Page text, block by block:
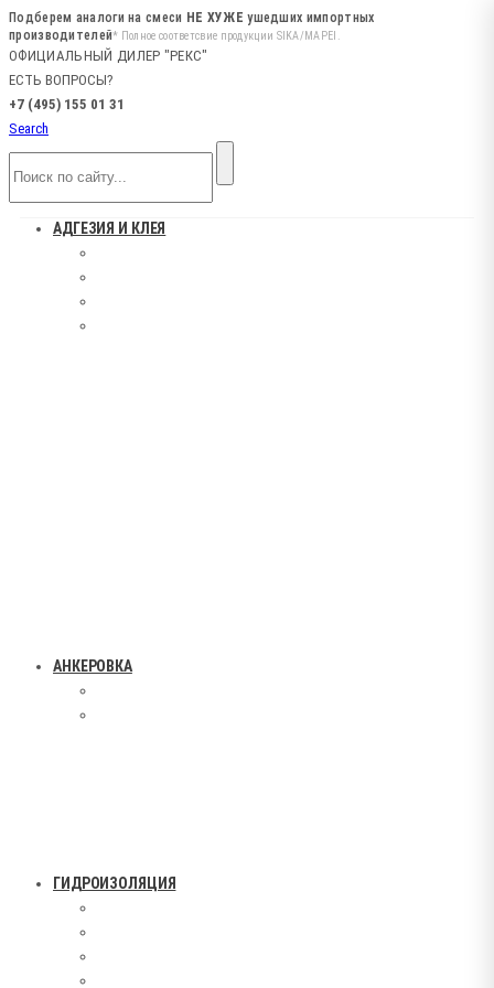
Подберем аналоги на смеси НЕ ХУЖЕ ушедших импортных
производителей* Полное соответсвие продукции SIKA/MAPEI.
ОФИЦИАЛЬНЫЙ ДИЛЕР "РЕКС"
ЕСТЬ ВОПРОСЫ?
+7 (495) 155 01 31
Search
АДГЕЗИЯ И КЛЕЯ
АНКЕРОВКА
ГИДРОИЗОЛЯЦИЯ